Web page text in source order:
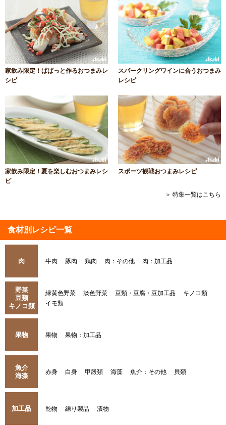
家飲み限定！ぱぱっと作るおつまみレ
シピ
スパークリングワインに合うおつまみ
レシピ
家飲み限定！夏を楽しむおつまみレシ
ピ
スポーツ観戦おつまみレシピ
＞ 特集一覧はこちら
食材別レシピ一覧
肉 牛肉 豚肉 鶏肉 肉：その他 肉：加工品
野菜
豆類
キノコ類
緑黄色野菜 淡色野菜 豆類・豆腐・豆加工品
キノコ類
イモ類
果物 果物 果物：加工品
魚介
海藻
赤身 白身 甲殻類 海藻 魚介：その他 貝類
加工品 乾物 練り製品 漬物